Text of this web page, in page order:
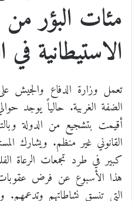
مئات البؤر من
الاستيطانية في
تعمل وزارة الدفاع والجيش
أقيمت بتشجيع من الدولة
القانوني غير منظم. ويشارك
كبير في طرد تجمعات الرعاة
هذا الأسبوع عن فرض عقوبات
التي تنسق نشاطاتهم